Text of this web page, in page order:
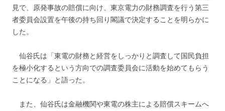
見で、原発事故の賠償に向け、東京電力の財務調査を行う第三
者委員会設置を午後の持ち回り閣議で決定することを明らかに
した。
仙谷氏は「東電の財務と経営をしっかりと調査して国民負担
を極小化するという方向での調査委員会に活動を始めてもらう
ことになる」と語った。
また、仙谷氏は金融機関や東電の株主による賠償スキームへ